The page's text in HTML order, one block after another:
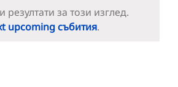
за този изглед.
upcoming събития.